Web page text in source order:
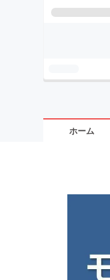
ホーム